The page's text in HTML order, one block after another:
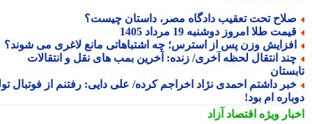
تحت تعقیب دادگاه مصر، داستان چیست؟
طلا امروز دوشنبه 19 مرداد 1405
وزن پس از استرس؛ چه اشتباهاتی مانع لاغری می شوند؟
انتقال لحظه آخری/ زنده: آخرین بمب های نقل و انتقالات
داشتم احمدی نژاد اخراجم کرده/ علی دایی: رفتنم از فوتبال تولد
ام بود!
ویژهاقتصاد آزاد